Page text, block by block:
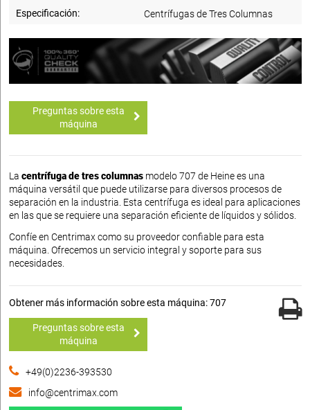
Especificación:
Centrífugas de Tres Columnas
Preguntas sobre esta
máquina
La centrífuga de tres columnas modelo 707 de Heine es una
máquina versátil que puede utilizarse para diversos procesos de
separación en la industria. Esta centrífuga es ideal para aplicaciones
en las que se requiere una separación eficiente de líquidos y sólidos.
Confíe en Centrimax como su proveedor confiable para esta
máquina. Ofrecemos un servicio integral y soporte para sus
necesidades.
Obtener más información sobre esta máquina: 707
Preguntas sobre esta
máquina
+49(0)2236-393530
info@centrimax.com